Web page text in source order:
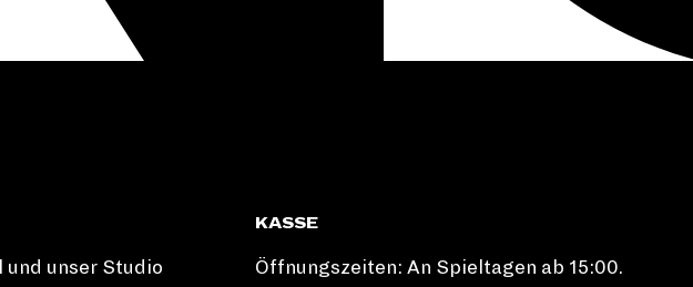
und unser Studio
KASSE
Öffnungszeiten: An Spieltagen ab 15:00.